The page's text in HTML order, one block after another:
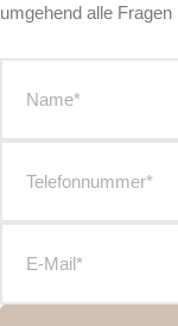
umgehend alle